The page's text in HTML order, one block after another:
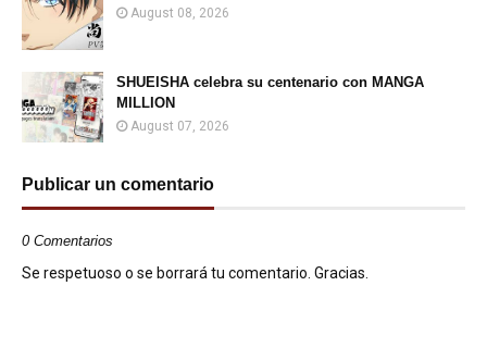
August 08, 2026
SHUEISHA celebra su centenario con MANGA
MILLION
August 07, 2026
Publicar un comentario
0 Comentarios
Se respetuoso o se borrará tu comentario. Gracias.